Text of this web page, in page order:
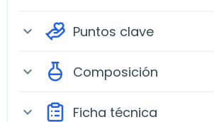
expand_more Puntos clave
expand_more Composición
expand_more Ficha técnica